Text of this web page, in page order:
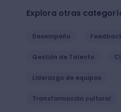
Explora otras
Desempeño
Gestión de Talento
Liderazgo de equipos
Transformación cultural